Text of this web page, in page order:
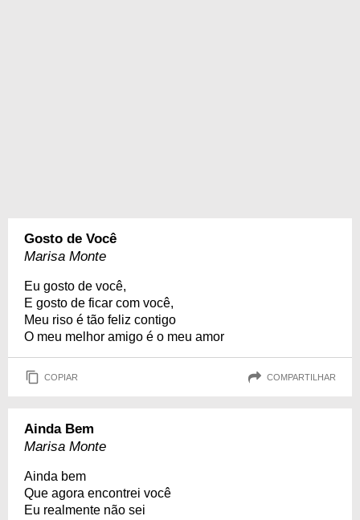
Gosto de Você
Marisa Monte
Eu gosto de você,
E gosto de ficar com você,
Meu riso é tão feliz contigo
O meu melhor amigo é o meu amor
COPIAR COMPARTILHAR
Ainda Bem
Marisa Monte
Ainda bem
Que agora encontrei você
Eu realmente não sei